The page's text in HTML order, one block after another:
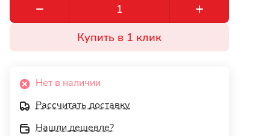
Купить в 1 клик
Нет в наличии
Рассчитать доставку
Нашли дешевле?